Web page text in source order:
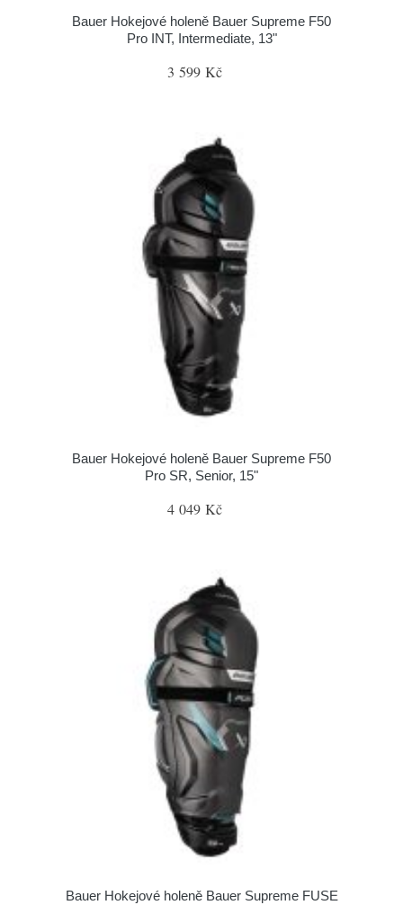
Bauer Hokejové holeně Bauer Supreme F50
Pro INT, Intermediate, 13"
3 599 Kč
Bauer Hokejové holeně Bauer Supreme F50
Pro SR, Senior, 15"
4 049 Kč
Bauer Hokejové holeně Bauer Supreme FUSE